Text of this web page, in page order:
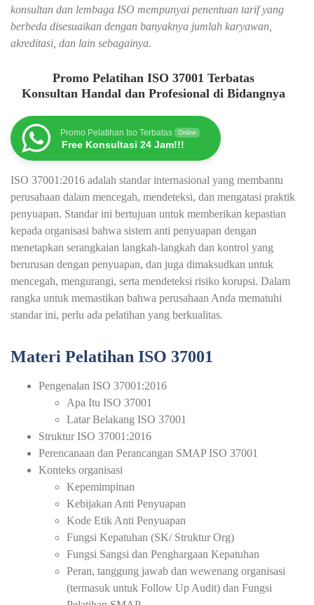
konsultan dan lembaga ISO mempunyai penentuan tarif yang
berbeda disesuaikan dengan banyaknya jumlah karyawan,
akreditasi, dan lain sebagainya.
Promo Pelatihan ISO 37001 Terbatas
Konsultan Handal dan Profesional di Bidangnya
Promo Pelatihan Iso Terbatas Online
Free Konsultasi 24 Jam!!!
ISO 37001:2016 adalah standar internasional yang membantu
perusahaan dalam mencegah, mendeteksi, dan mengatasi praktik
penyuapan. Standar ini bertujuan untuk memberikan kepastian
kepada organisasi bahwa sistem anti penyuapan dengan
menetapkan serangkaian langkah-langkah dan kontrol yang
berurusan dengan penyuapan, dan juga dimaksudkan untuk
mencegah, mengurangi, serta mendeteksi risiko korupsi. Dalam
rangka untuk memastikan bahwa perusahaan Anda mematuhi
standar ini, perlu ada pelatihan yang berkualitas.
Materi Pelatihan ISO 37001
Pengenalan ISO 37001:2016
Apa Itu ISO 37001
Latar Belakang ISO 37001
Struktur ISO 37001:2016
Perencanaan dan Perancangan SMAP ISO 37001
Konteks organisasi
Kepemimpinan
Kebijakan Anti Penyuapan
Kode Etik Anti Penyuapan
Fungsi Kepatuhan (SK/ Struktur Org)
Fungsi Sangsi dan Penghargaan Kepatuhan
Peran, tanggung jawab dan wewenang organisasi
(termasuk untuk Follow Up Audit) dan Fungsi